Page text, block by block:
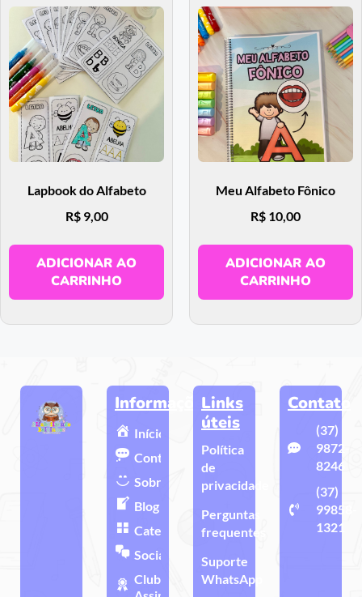
Lapbook do Alfabeto
R$9,00
ADICIONAR AO
CARRINHO
Meu Alfabeto Fônico
R$ 10,00
ADICIONAR AO
CARRINHO
Informações
Início
Contato
Sobre
Blog
Categorias
Sociais
Clube de
Links
úteis
Política
de
privacidade
Perguntas
frequentes
Suporte
WhatsApp
Contato
(37)
9872-
8246
(37)
99858-
1321